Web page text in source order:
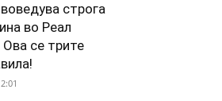
строга
во Реал
се трите